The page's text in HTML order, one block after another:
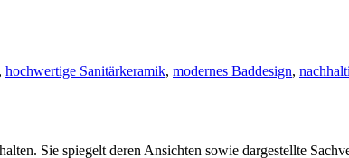
, hochwertige Sanitärkeramik, modernes Baddesign,
Sie spiegelt deren Ansichten sowie dargestellte